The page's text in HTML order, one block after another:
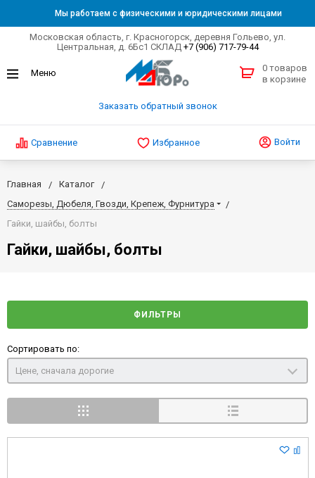
Мы работаем с физическими и юридическими лицами
Московская область, г. Красногорск, деревня Гольево, ул.
Центральная, д. 6Бс1 СКЛАД +7 (906) 717-79-44
Заказать обратный звонок
0 товаров
в корзине
Сравнение Избранное Войти
Главная
Каталог
Саморезы, Дюбеля, Гвозди, Крепеж, Фурнитура
Гайки, шайбы, болты
Гайки, шайбы, болты
ФИЛЬТРЫ
Сортировать по:
Цене, сначала дорогие